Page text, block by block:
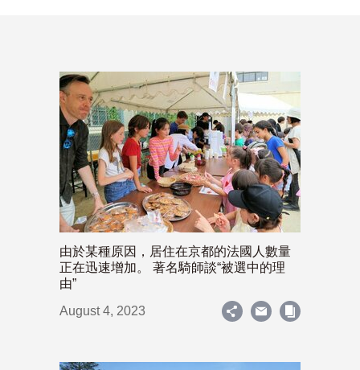
由於某種原因，居住在京都的法國人數量
正在迅速增加。 著名騎師談“被選中的理
由”
August 4, 2023